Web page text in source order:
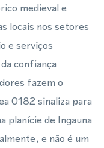
medieval e
locais nos setores
e serviços
confiança
fazem o
0182 sinaliza para
planície de Ingauna
e não é um